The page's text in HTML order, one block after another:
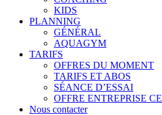
KIDS
PLANNING
GÉNÉRAL
AQUAGYM
TARIFS
OFFRES DU MOMENT
TARIFS ET ABOS
SÉANCE D’ESSAI
OFFRE ENTREPRISE CE
Nous contacter